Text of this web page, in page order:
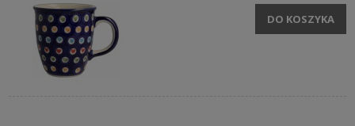
DO KOSZYKA